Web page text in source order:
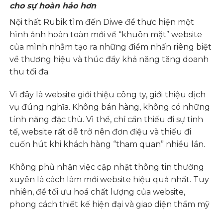
cho sự hoàn hảo hơn
Nội thất Rubik tìm đến Diwe để thực hiện một
hình ảnh hoàn toàn mới về “khuôn mặt” website
của mình nhằm tạo ra những điểm nhấn riêng biệt
về thương hiệu và thúc đẩy khả năng tăng doanh
thu tối đa.
Vì đây là website giới thiệu công ty, giới thiệu dịch
vụ đúng nghĩa. Không bán hàng, không có những
tính năng đặc thù. Vì thế, chỉ cần thiếu đi sự tinh
tế, website rất dễ trở nên đơn điệu và thiếu đi
cuốn hút khi khách hàng “tham quan” nhiều lần.
Không phủ nhận việc cập nhật thông tin thường
xuyên là cách làm mới website hiệu quả nhất. Tuy
nhiên, để tối ưu hoá chất lượng của website,
phong cách thiết kế hiện đại và giao diện thẩm mỹ